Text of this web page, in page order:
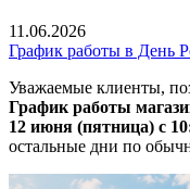
11.06.2026
График работы в День
Уважаемые клиенты,
График работы
12 июня (пятница) с
остальные дни по